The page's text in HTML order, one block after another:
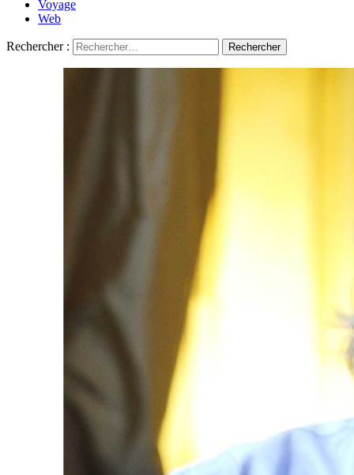
Voyage
Web
Rechercher :